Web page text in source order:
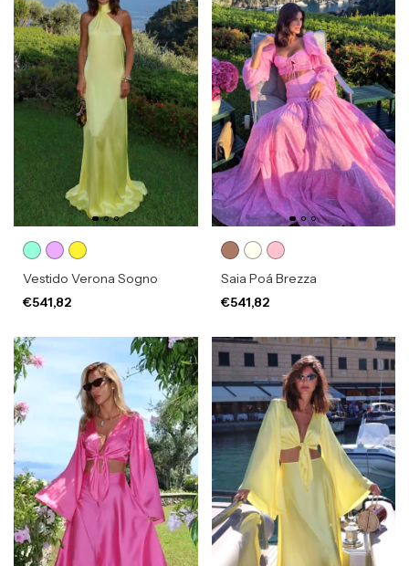
Vestido Verona Sogno
€541,82
Saia Poá Brezza
€541,82